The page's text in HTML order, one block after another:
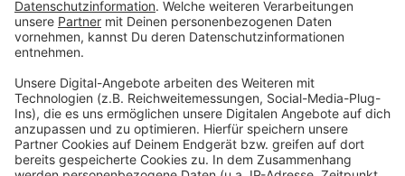
Details durch und stimmen Sie der
Nutzung des Service zu, um dieses
Mehr Informationen
Akzeptieren
powered byUsercentrics Consent
Fünf für Christina Stürmer
Anzeige